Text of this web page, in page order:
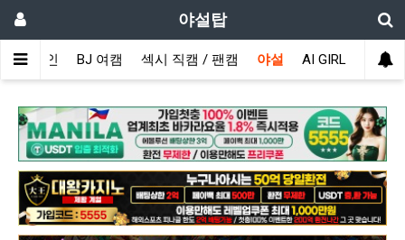
야설탑
메인 BJ 여캠 섹시 직캠 / 팬캠 야설 AI GIRL